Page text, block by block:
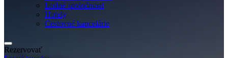
Lodné spoločnosti
Hotely
Cestovné kancelárie
Rezervovať